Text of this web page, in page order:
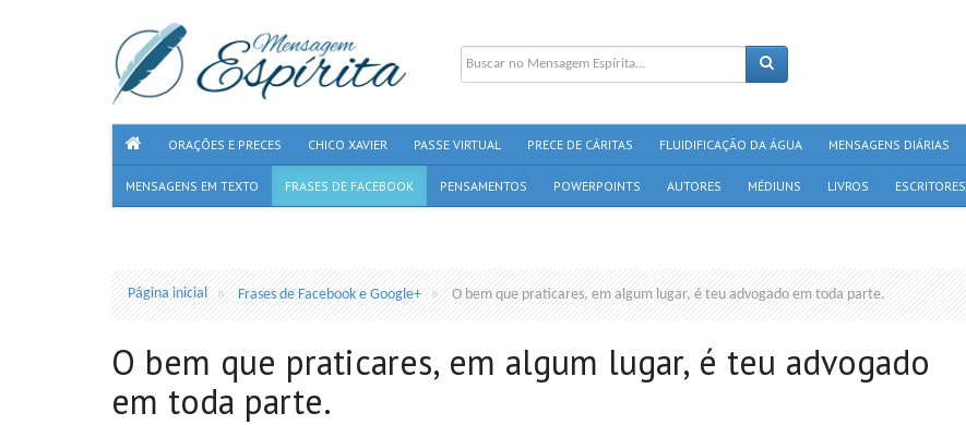
ORAÇÕES E PRECES CHICO XAVIER PASSE VIRTUAL PRECE DE CÁRITAS FLUIDIFICAÇÃO DA ÁGUA MENSAGENS DIÁRIAS
MENSAGENS EM TEXTO FRASES DE FACEBOOK PENSAMENTOS POWERPOINTS AUTORES MÉDIUNS LIVROS ESCRITORES
Página inicial Frases de Facebook e Google+ O bem que praticares, em algum lugar, é teu advogado em toda parte.
O bem que praticares, em algum lugar, é teu advogado
em toda parte.